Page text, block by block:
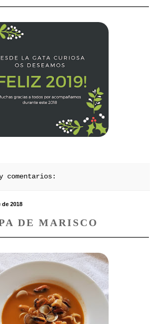
comentarios:
2018
DE MARISCO